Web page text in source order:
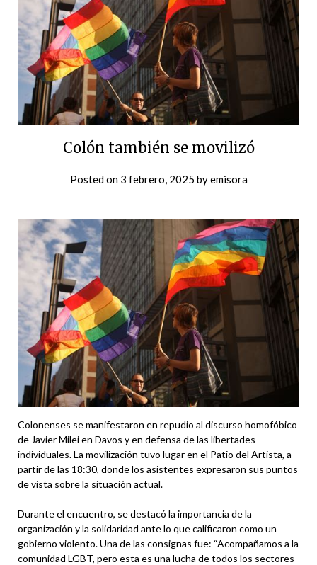
Colón también se movilizó
Posted on 3 febrero, 2025 byemisora
Colonenses se manifestaron en repudio al discurso homofóbico
de Javier Milei en Davos y en defensa de las libertades
individuales. La movilización tuvo lugar en el Patio del Artista, a
partir de las 18:30, donde los asistentes expresaron sus puntos
de vista sobre la situación actual.
Durante el encuentro, se destacó la importancia de la
organización y la solidaridad ante lo que calificaron como un
gobierno violento. Una de las consignas fue: “Acompañamos a la
comunidad LGBT, pero esta es una lucha de todos los sectores